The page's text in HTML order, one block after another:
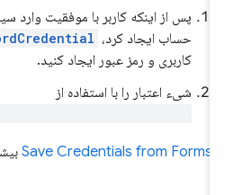
پس از اینکه کاربر با موفقیت وارد
حساب ایجاد کرد،
کاربری و رمز عبور ایجاد کنید.
شیء اعتبار را با استفاده از
Save Credentials from Formsبیشتر